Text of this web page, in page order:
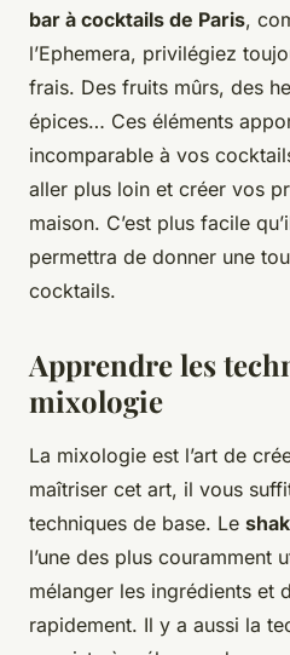
bar à cocktails de Paris,
l’Ephemera, privilégiez
frais. Des fruits mûrs, des
épices… Ces éléments
incomparable à vos
aller plus loin et créer vos
maison. C’est plus facile
permettra de donner une
cocktails.
Apprendre les
mixologie
La mixologie est l’art de
maîtriser cet art, il vous
techniques de base. Le
l’une des plus couramment
mélanger les ingrédients et
rapidement. Il y a aussi la